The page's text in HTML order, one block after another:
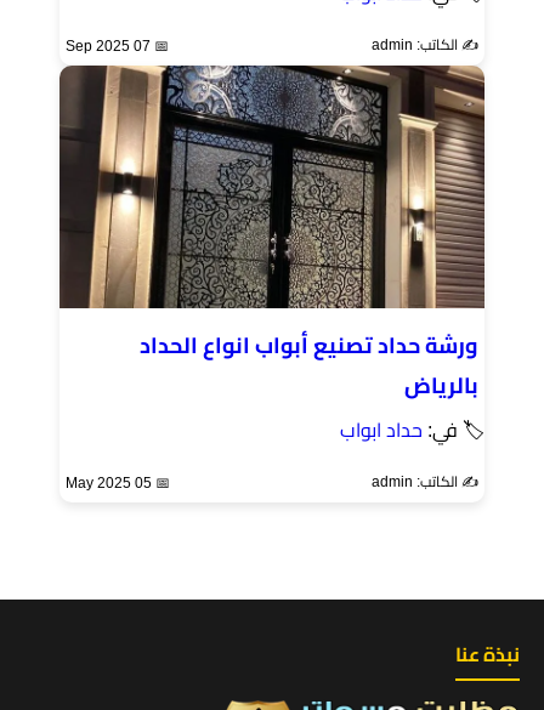
✍️ الكاتب: admin 📅 07 Sep 2025
ورشة حداد تصنيع أبواب انواع الحداد
بالرياض
🏷 في: حداد ابواب
✍️ الكاتب: admin 📅 05 May 2025
نبذة عنا